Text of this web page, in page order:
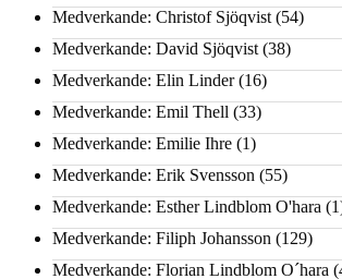
Medverkande: Christof Sjöqvist (54)
Medverkande: David Sjöqvist (38)
Medverkande: Elin Linder(16)
Medverkande: Emil Thell (33)
Medverkande: Emilie Ihre (1)
Medverkande: Erik Svensson (55)
Medverkande: Esther Lindblom O'hara
Medverkande: Filiph Johansson (129)
Medverkande: Florian Lindblom O´hara